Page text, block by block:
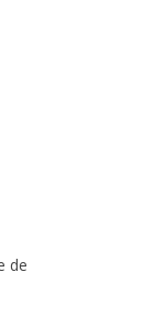
de